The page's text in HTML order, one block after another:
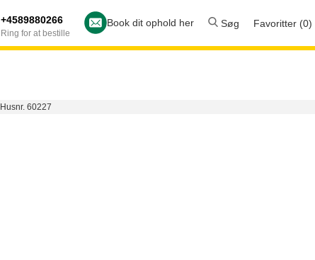
+4589880266
Ring for at bestille
Book dit ophold her Søg Favoritter (0)
Husnr. 60227